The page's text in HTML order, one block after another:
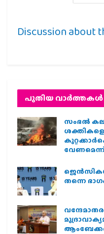
Discussion about
പുതിയ വാര്‍ത്തകള്‍
സംഭൽ
ശക്തികളെ
ജെന്‍സികള്‍
തന്നെ